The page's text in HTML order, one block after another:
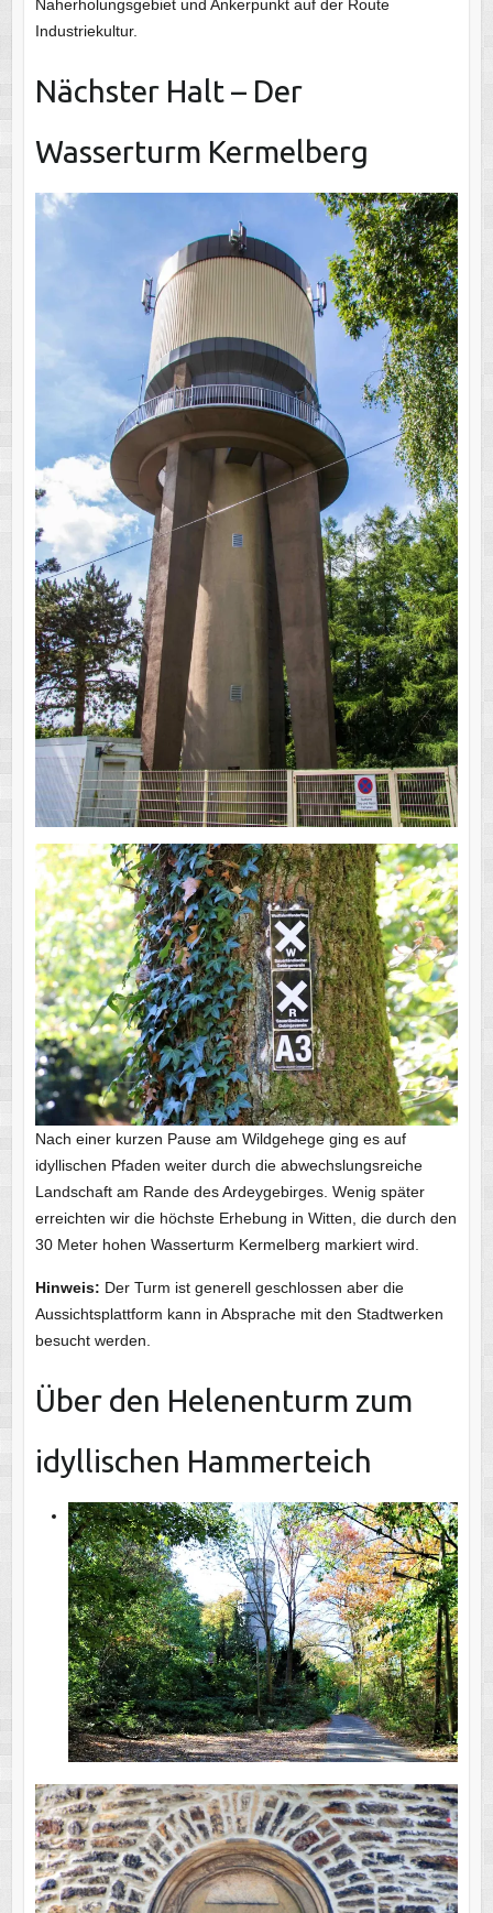
Naherholungsgebiet und Ankerpunkt auf der Route
Industriekultur.
Nächster Halt – Der
Wasserturm Kermelberg
Nach einer kurzen Pause am Wildgehege ging es auf
idyllischen Pfaden weiter durch die abwechslungsreiche
Landschaft am Rande des Ardeygebirges. Wenig später
erreichten wir die höchste Erhebung in Witten, die durch den
30 Meter hohen Wasserturm Kermelberg markiert wird.
Hinweis: Der Turm ist generell geschlossen aber die
Aussichtsplattform kann in Absprache mit den Stadtwerken
besucht werden.
Über den Helenenturm zum
idyllischen Hammerteich